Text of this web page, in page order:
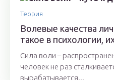
Теория
Волевые качества
такое в психологии,
Сила воли –
человек не раз
вырабатывается...